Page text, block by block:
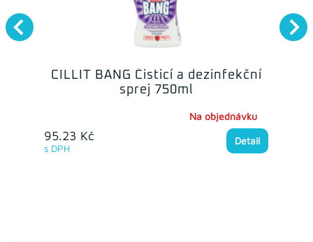
CILLIT BANG Čisticí a dezinfekční
sprej 750ml
95.23 Kč
s DPH
Na objednávku
Detail